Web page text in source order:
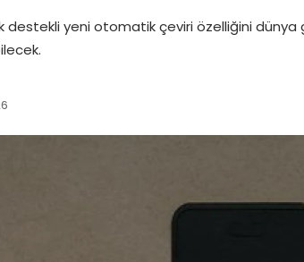
destekli yeni otomatik çeviri özelliğini dünya